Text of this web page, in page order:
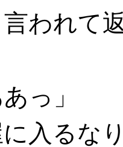
言われて
あっ」
入るな